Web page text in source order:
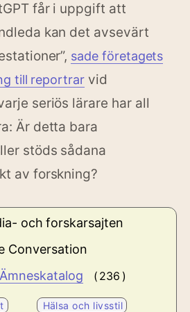
får i uppgift att
kan det avsevärt
sade företagets
till reportrarvid
seriös lärare har all
Är detta bara
stöds sådana
av forskning?
och forskarsajten
Conversation
( 236 )
Hälsa och livsstil